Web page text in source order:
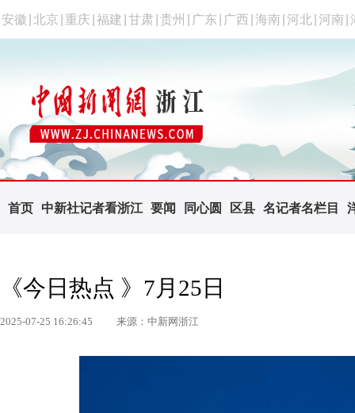
安徽 北京 重庆 福建 甘肃 贵州 广东 广西 海南 河北 河南
首页 中新社记者看浙江 要闻 同心圆 区县 名记者名栏目
《今日热点 》7月25日
2025-07-25 16:26:45 来源：中新网浙江